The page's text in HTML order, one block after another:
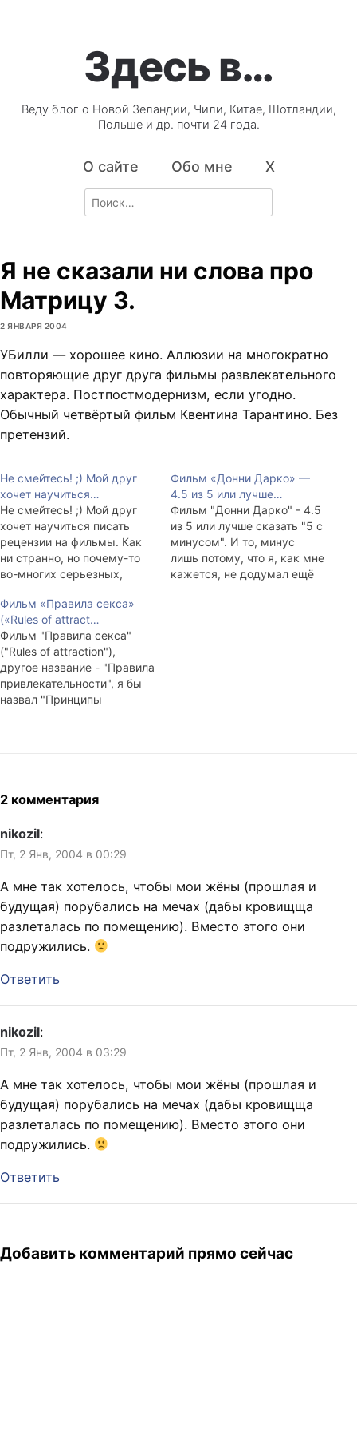
Здесь в…
Веду блог о Новой Зеландии, Чили, Китае, Шотландии,
Польше и др. почти 24 года.
О сайте Обо мне X
Search
for:
Я не сказали ни слова про
Матрицу 3.
2 ЯНВАРЯ 2004
УБилли — хорошее кино. Аллюзии на многократно
повторяющие друг друга фильмы развлекательного
характера. Постпостмодернизм, если угодно.
Обычный четвёртый фильм Квентина Тарантино. Без
претензий.
Не смейтесь! ;) Мой друг
хочет научиться…
Не смейтесь! ;) Мой друг
хочет научиться писать
рецензии на фильмы. Как
ни странно, но почему-то
во-многих серьезных,
фильмах затрагивается
тема гомосексуализма.
Начнем по порядку:
"Покажи мне любовь"
(Fucking Amal) - фильм про
то, как одна девочка любит
другую девочку и в гробу
Фильм «Донни Дарко» —
4.5 из 5 или лучше…
Фильм "Донни Дарко" - 4.5
из 5 или лучше сказать "5 с
минусом". И то, минус
лишь потому, что я, как мне
кажется, не додумал ещё
Фильм «Правила секса»
(«Rules of attract…
Фильм "Правила секса"
("Rules of attraction"),
другое название - "Правила
привлекательности", я бы
назвал "Принципы
смазлоидов. P.S.: Буду
пересматривать.
2 комментария
nikozil:
Пт, 2 Янв, 2004 в 00:29
А мне так хотелось, чтобы мои жёны (прошлая и
будущая) порубались на мечах (дабы кровищща
разлеталась по помещению). Вместо этого они
подружились.
Ответить
nikozil:
Пт, 2 Янв, 2004 в 03:29
А мне так хотелось, чтобы мои жёны (прошлая и
будущая) порубались на мечах (дабы кровищща
разлеталась по помещению). Вместо этого они
подружились.
Ответить
Добавить комментарий прямо сейчас